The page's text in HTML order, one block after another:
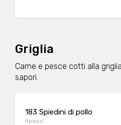
Griglia
Carne e pesce cotti alla
sapori.
183 Spiedini di pollo
4pezzi